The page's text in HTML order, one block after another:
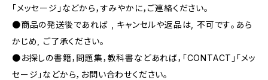
「メッセージ」などから，すみやかに，ご連絡ください。
●商品の発送後であれば , キャンセルや返品は, 不可です｡あら
かじめ, ご了承ください｡
●お探しの書籍，問題集，教科書などあれば，「CONTACT」「メッ
セージ」などから，お問い合わせください。